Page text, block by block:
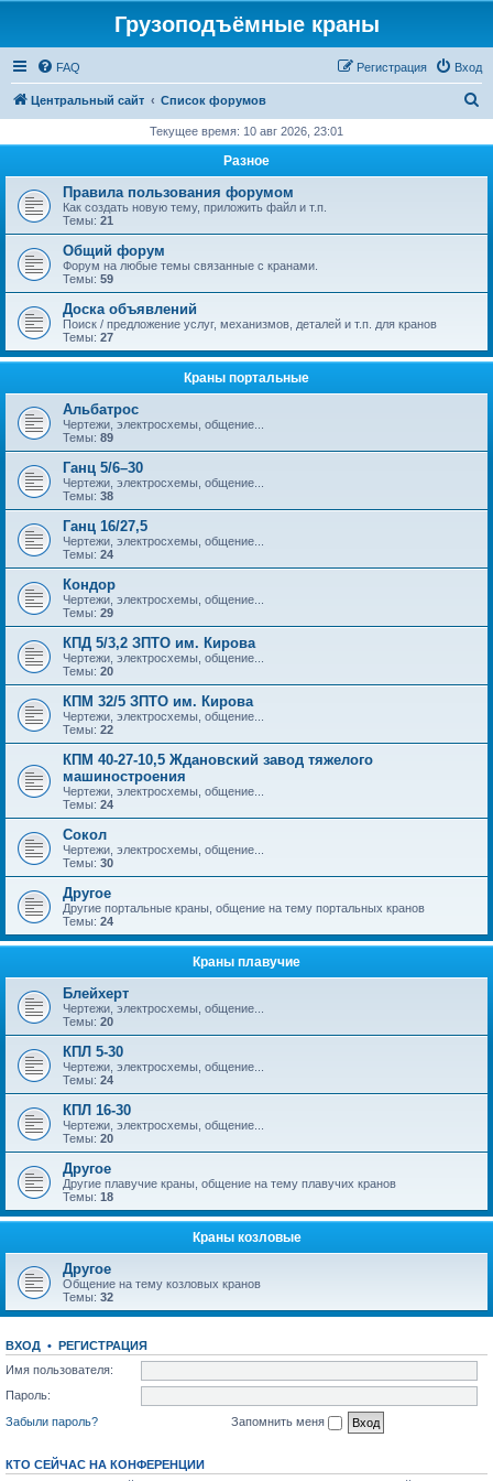
Грузоподъёмные краны
FAQ Вход
Регистрация
Центральный сайт Список форумов
с
Текущее время: 10 авг 2026, 23:01
Разное
Правила пользования форумом
Как создать новую тему, приложить файл и т.п.
Темы: 21
Общий форум
Форум на любые темы связанные с кранами.
Темы: 59
Доска объявлений
Поиск / предложение услуг, механизмов, деталей и т.п. для кранов
Темы: 27
Краны портальные
Альбатрос
Чертежи, электросхемы, общение...
Темы: 89
Ганц 5/6–30
Чертежи, электросхемы, общение...
Темы: 38
Ганц 16/27,5
Чертежи, электросхемы, общение...
Темы: 24
Кондор
Чертежи, электросхемы, общение...
Темы: 29
КПД 5/3,2 ЗПТО им. Кирова
Чертежи, электросхемы, общение...
Темы: 20
КПМ 32/5 ЗПТО им. Кирова
Чертежи, электросхемы, общение...
Темы: 22
КПМ 40-27-10,5 Ждановский завод тяжелого
машиностроения
Чертежи, электросхемы, общение...
Темы: 24
Сокол
Чертежи, электросхемы, общение...
Темы: 30
Другое
Другие портальные краны, общение на тему портальных кранов
Темы: 24
Краны плавучие
Блейхерт
Чертежи, электросхемы, общение...
Темы: 20
КПЛ 5-30
Чертежи, электросхемы, общение...
Темы: 24
КПЛ 16-30
Чертежи, электросхемы, общение...
Темы: 20
Другое
Другие плавучие краны, общение на тему плавучих кранов
Темы: 18
Краны козловые
Другое
Общение на тему козловых кранов
Темы: 32
ВХОД • РЕГИСТРАЦИЯ
Имя пользователя:
Пароль:
Забыли пароль?
Запомнить меня
КТО СЕЙЧАС НА КОНФЕРЕНЦИИ